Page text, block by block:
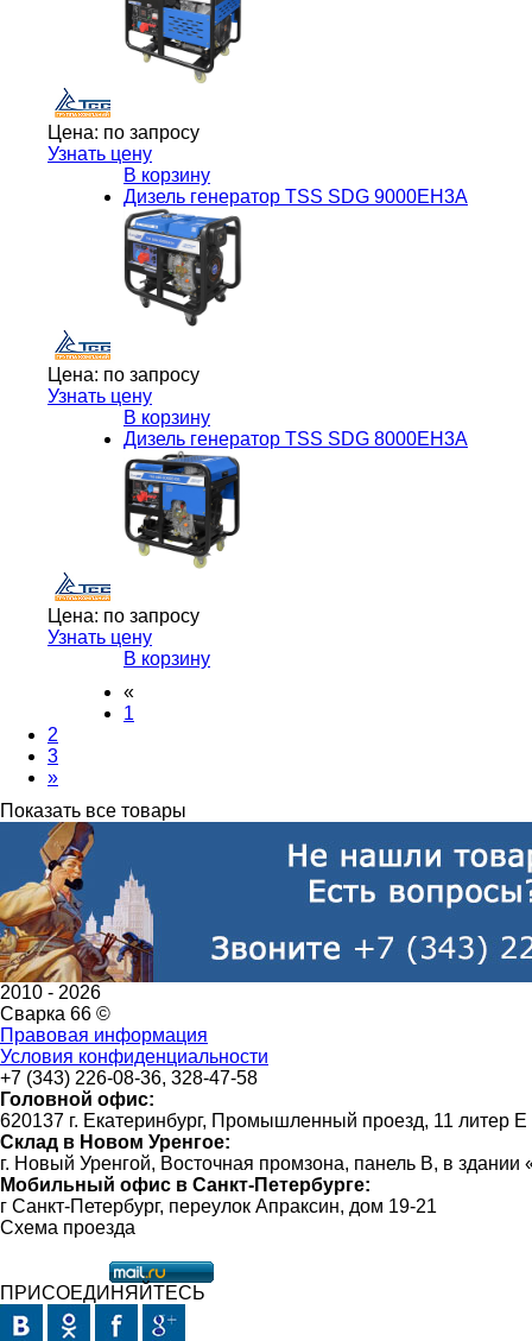
Цена: по запросу
Узнать цену
В корзину
Дизель генератор TSS SDG 9000EH3A
Цена: по запросу
Узнать цену
В корзину
Дизель генератор TSS SDG 8000EH3A
Цена: по запросу
Узнать цену
В корзину
«
1
2
3
»
Показать все товары
2010 - 2026
Сварка 66 ©
Правовая информация
Условия конфиденциальности
+7 (343) 226-08-36, 328-47-58
Головной офис:
620137 г. Екатеринбург, Промышленный проезд, 11 литер Е
Склад в Новом Уренгое:
г. Новый Уренгой, Восточная промзона, панель В, в
Мобильный офис в Санкт-Петербурге:
г Санкт-Петербург, переулок Апраксин, дом 19-21
Схема проезда
ПРИСОЕДИНЯЙТЕСЬ